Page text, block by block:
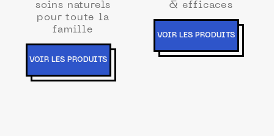
soins naturels
pour toute la
famille
VOIR LES PRODUITS
& efficaces
VOIR LES PRODUITS